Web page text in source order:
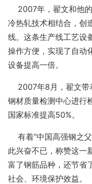
2007年，翟文和他
冷热轧技术相结合，创
线。这条生产线工艺设
操作方便，实现了自动
设备提高一倍。
2007年8月，翟文带
钢材质量检测中心进行
国家标准提高50%。
有着“中国高强钢之
此兴奋不已，称赞这一
富了钢筋品种，还节省
社会、环境保护效益。